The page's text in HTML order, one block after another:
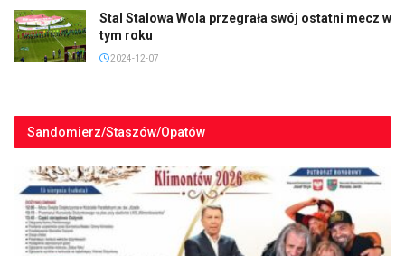
Stal Stalowa Wola przegrała swój ostatni mecz w
tym roku
2024-12-07
Sandomierz/Staszów/Opatów